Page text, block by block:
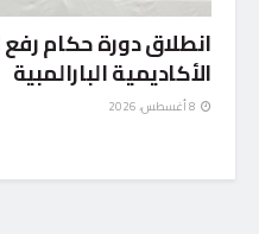
انطلاق دورة حكام
الأكاديمية البارالمبية